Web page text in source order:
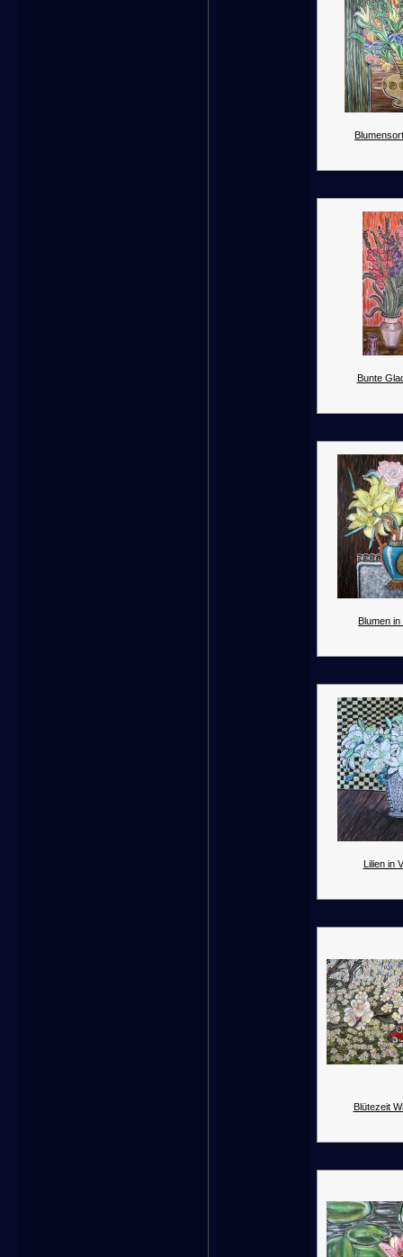
Bunte
Blumen in
Lilien in
Blütezeit